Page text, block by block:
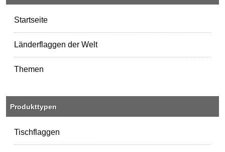
Startseite
Länderflaggen der Welt
Themen
Produkttypen
Tischflaggen